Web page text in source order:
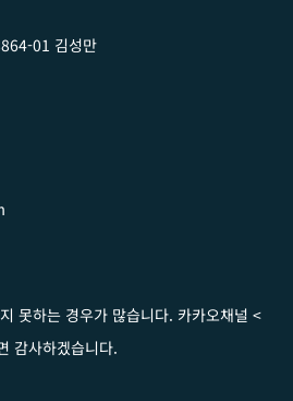
01 김성만
못하는 경우가 많습니다. 카카오채널 <
감사하겠습니다.